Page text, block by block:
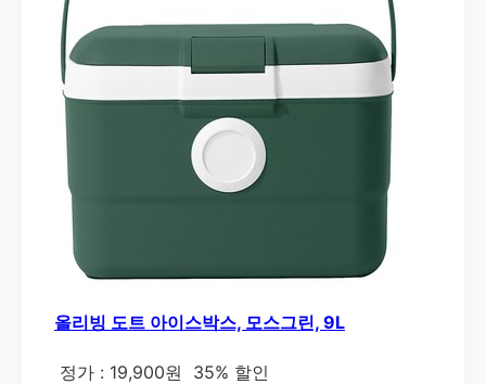
올리빙 도트 아이스박스, 모스그린, 9L
정가 : 19,900원
35% 할인